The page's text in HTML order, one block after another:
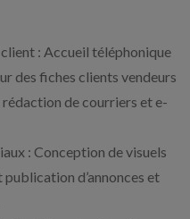
: Accueil téléphonique
des fiches clients vendeurs
rédaction de courriers et e-
: Conception de visuels
d’annonces et